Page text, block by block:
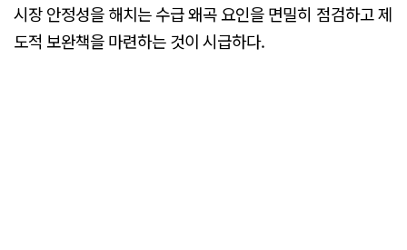
시장 안정성을 해치는 수급 왜곡 요인을 면밀히 점검하고 제
도적 보완책을 마련하는 것이 시급하다.